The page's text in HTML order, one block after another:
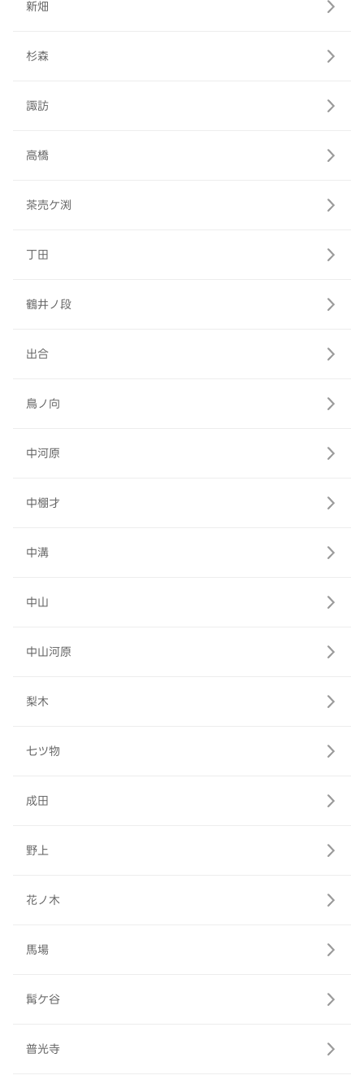
新畑
杉森
諏訪
高橋
茶売ケ渕
丁田
鶴井ノ段
出合
鳥ノ向
中河原
中棚才
中溝
中山
中山河原
梨木
七ツ物
成田
野上
花ノ木
馬場
髯ケ谷
普光寺